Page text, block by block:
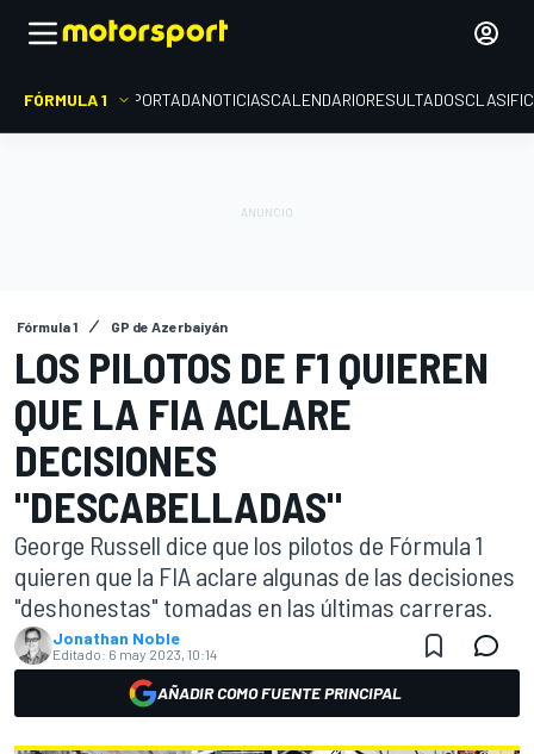
FÓRMULA 1 PORTADANOTICIASCALENDARIORESULTADOS
Fórmula 1 GP de Azerbaiyán
LOS PILOTOS DE F1 QUIEREN
QUE LA FIA ACLARE
DECISIONES
"DESCABELLADAS"
George Russell dice que los pilotos de Fórmula 1
quieren que la FIA aclare algunas de las decisiones
"deshonestas" tomadas en las últimas carreras.
Jonathan Noble
Editado: 6 may 2023, 10:14
AÑADIR COMO FUENTE PRINCIPAL